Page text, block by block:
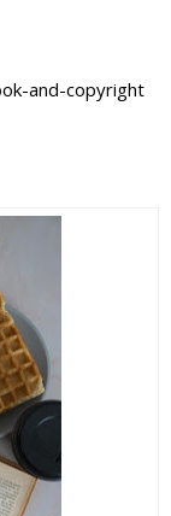
and-copyright